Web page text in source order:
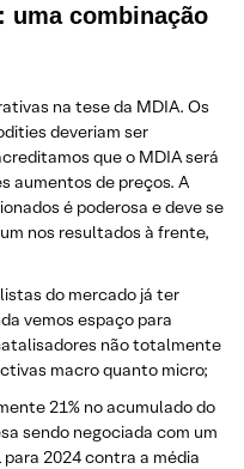
uma combinação
na tese da MDIA. Os
deveriam ser
que o MDIA será
aumentos de preços. A
é poderosa e deve se
nos resultados à frente,
do mercado já ter
vemos espaço para
não totalmente
macro quanto micro;
21% no acumulado do
sendo negociada com um
2024 contra a média